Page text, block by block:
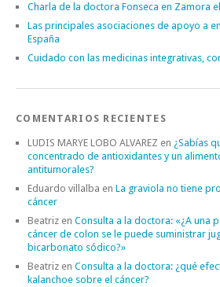
Charla de la doctora Fonseca en Zamora
Las principales asociaciones de apoyo a
España
Cuidado con las medicinas integrativas,
COMENTARIOS RECIENTES
LUDIS MARYE LOBO ALVAREZ en ¿Sabías
concentrado de antioxidantes y un
antitumorales?
Eduardo villalba en La graviola no tiene
cáncer
Beatriz en Consulta a la doctora: «¿A una
cáncer de colon se le puede suministrar
bicarbonato sódico?»
Beatriz en Consulta a la doctora: ¿qué
kalanchoe sobre el cáncer?